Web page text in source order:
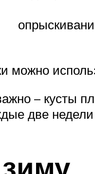
можно
– кусты
две